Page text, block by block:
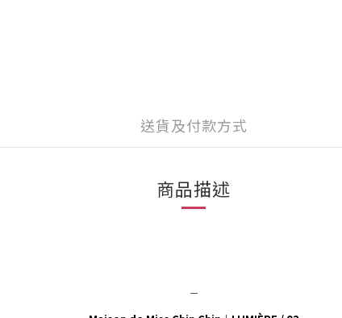
送貨及付款方式
商品描述